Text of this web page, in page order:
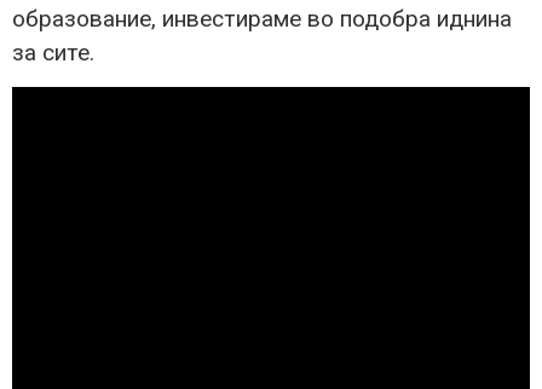
образование, инвестираме во подобра иднина
за сите.